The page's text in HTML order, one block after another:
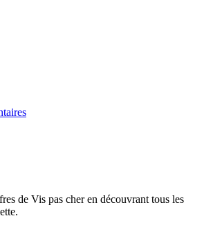
de Vis pas cher en découvrant tous les